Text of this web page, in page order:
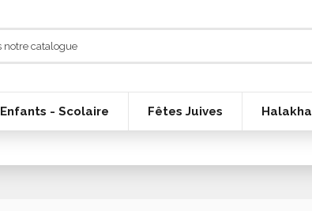
Enfants - Scolaire Fêtes Juives Halakha